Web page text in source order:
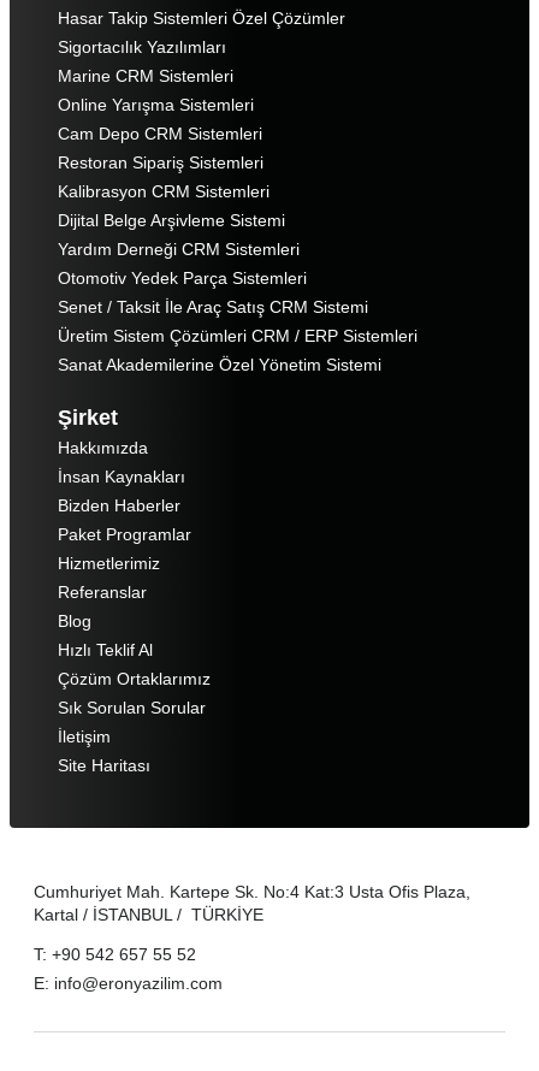
Hasar Takip Sistemleri Özel Çözümler
Sigortacılık Yazılımları
Marine CRM Sistemleri
Online Yarışma Sistemleri
Cam Depo CRM Sistemleri
Restoran Sipariş Sistemleri
Kalibrasyon CRM Sistemleri
Dijital Belge Arşivleme Sistemi
Yardım Derneği CRM Sistemleri
Otomotiv Yedek Parça Sistemleri
Senet / Taksit İle Araç Satış CRM Sistemi
Üretim Sistem Çözümleri CRM / ERP Sistemleri
Sanat Akademilerine Özel Yönetim Sistemi
Şirket
Hakkımızda
İnsan Kaynakları
Bizden Haberler
Paket Programlar
Hizmetlerimiz
Referanslar
Blog
Hızlı Teklif Al
Çözüm Ortaklarımız
Sık Sorulan Sorular
İletişim
Site Haritası
Cumhuriyet Mah. Kartepe Sk. No:4 Kat:3 Usta Ofis Plaza,
Kartal / İSTANBUL / TÜRKİYE
T: +90 542 657 55 52
E: info@eronyazilim.com